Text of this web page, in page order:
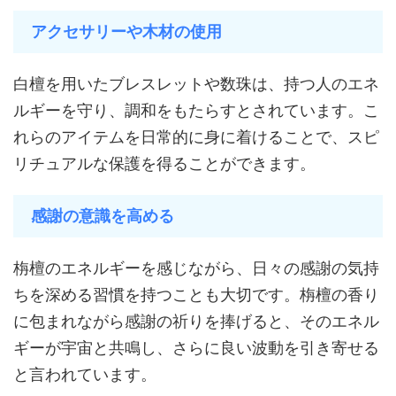
アクセサリーや木材の使用
白檀を用いたブレスレットや数珠は、持つ人のエネ
ルギーを守り、調和をもたらすとされています。こ
れらのアイテムを日常的に身に着けることで、スピ
リチュアルな保護を得ることができます。
感謝の意識を高める
栴檀のエネルギーを感じながら、日々の感謝の気持
ちを深める習慣を持つことも大切です。栴檀の香り
に包まれながら感謝の祈りを捧げると、そのエネル
ギーが宇宙と共鳴し、さらに良い波動を引き寄せる
と言われています。